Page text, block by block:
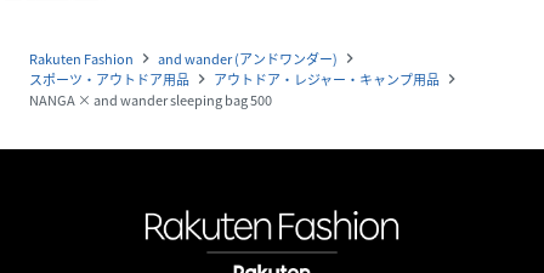
Rakuten Fashion navigate_next and wander (アンドワンダー) navigate_next
スポーツ・アウトドア用品 navigate_next アウトドア・レジャー・キャンプ用品 navigate_next
NANGA × and wander sleeping bag 500